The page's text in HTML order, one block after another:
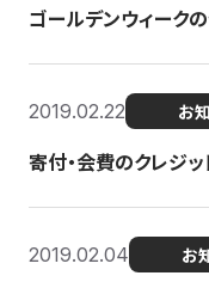
ゴールデンウィーク
2019.02.22 お
寄付・会費のクレジ
2019.02.04 お